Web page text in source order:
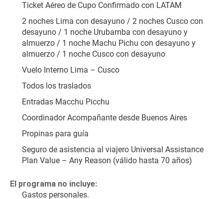
Ticket Aéreo de Cupo Confirmado con LATAM
2 noches Lima con desayuno / 2 noches Cusco con
desayuno / 1 noche Urubamba con desayuno y
almuerzo / 1 noche Machu Pichu con desayuno y
almuerzo / 1 noche Cusco con desayuno
Vuelo Interno Lima – Cusco
Todos los traslados
Entradas Macchu Picchu
Coordinador Acompañante desde Buenos Aires
Propinas para guía
Seguro de asistencia al viajero Universal Assistance
Plan Value – Any Reason (válido hasta 70 años)
El programa no incluye:
Gastos personales.